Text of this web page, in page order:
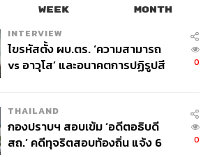
WEEK MONTH
INTERVIEW
ไขรหัสตั้ง ผบ.ตร. ‘ความสามารถ
vs อาวุโส’ และอนาคตการปฏิรูปสี
0
THAILAND
กองปราบฯ สอบเข้ม ‘อดีตอธิบดี
สถ.’ คดีทุจริตสอบท้องถิ่น แจ้ง 6
0